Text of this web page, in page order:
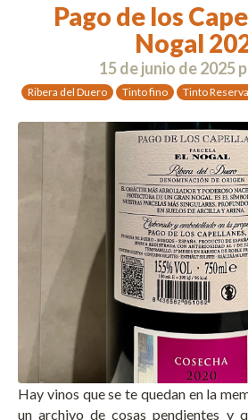
Pago de los
Nogal
15 de junio de 2025
Ribera del Duero Tinto fino Tinto Reserva
Hay vinos que se te quedan en la
un archivo de cosas pendientes y